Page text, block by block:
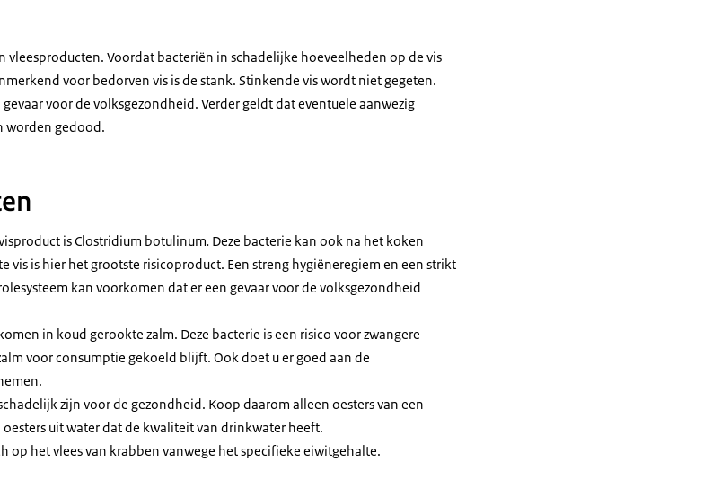
vleesproducten. Voordat bacteriën in schadelijke hoeveelheden op de vis
voor bedorven vis is de stank. Stinkende vis wordt niet gegeten.
voor de volksgezondheid. Verder geldt dat eventuele aanwezig
worden gedood.
is Clostridium botulinum. Deze bacterie kan ook na het koken
vis is hier het grootste risicoproduct. Een streng hygiëneregiem en een strikt
kan voorkomen dat er een gevaar voor de volksgezondheid
in koud gerookte zalm. Deze bacterie is een risico voor zwangere
voor consumptie gekoeld blijft. Ook doet u er goed aan de
zijn voor de gezondheid. Koop daarom alleen oesters van een
uit water dat de kwaliteit van drinkwater heeft.
op het vlees van krabben vanwege het specifieke eiwitgehalte.